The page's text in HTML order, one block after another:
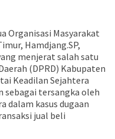
Organisasi Masyarakat
Hamdjang.SP,
menjerat salah satu
(DPRD) Kabupaten
Keadilan Sejahtera
sebagai tersangka oleh
dalam kasus dugaan
jual beli